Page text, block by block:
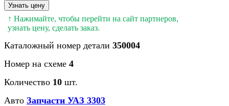
Узнать цену
↑ Нажимайте, чтобы перейти на сайт партнеров,
узнать цену, сделать заказ.
Каталожный номер детали 350004
Номер на схеме 4
Количество 10 шт.
Авто Запчасти УАЗ 3303